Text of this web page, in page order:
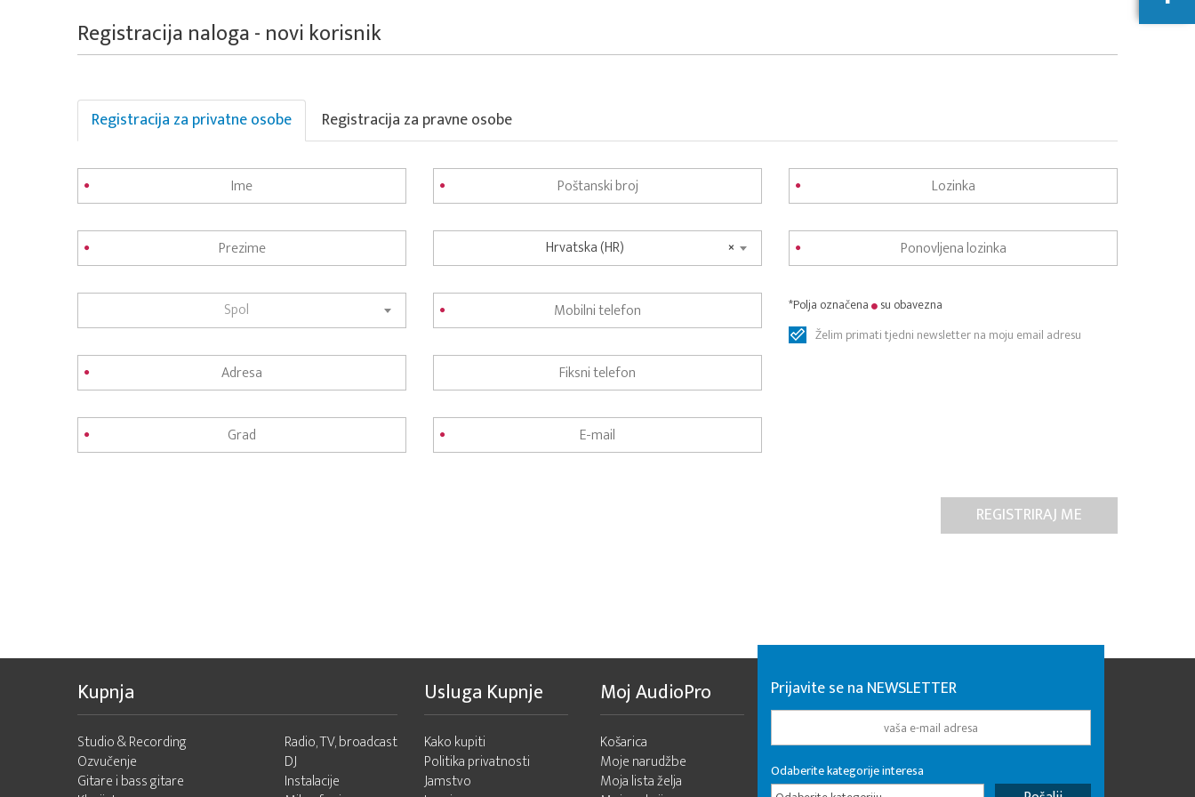
Registracija naloga - novi korisnik
Registracija za privatne osobe Registracija za pravne osobe
Spol
×
Hrvatska (HR)
*Polja označena
su obavezna
Želim primati tjedni newsletter na moju email adresu
Kupnja
Studio & Recording
Ozvučenje
Gitare i bass gitare
Radio, TV, broadcast
DJ
Instalacije
Usluga Kupnje
Kako kupiti
Politika privatnosti
Jamstvo
Moj AudioPro
Košarica
Moje narudžbe
Moja lista želja
Prijavite se na NEWSLETTER
Odaberite kategorije interesa